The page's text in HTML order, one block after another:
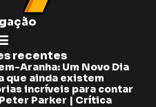
recentes
Aranha: Um Novo Dia
que ainda existem
incríveis para contar
Parker | Crítica